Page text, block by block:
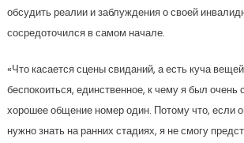
обсудить реалии и заблуждения о своей
сосредоточился в самом начале.
«Что касается сцены свиданий, а есть куча
беспокоиться, единственное, к чему я был
хорошее общение номер один. Потому что, если
нужно знать на ранних стадиях, я не смогу